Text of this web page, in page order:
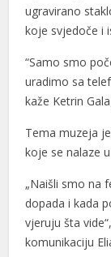
ugravirano
koje svjedoče i
“Samo smo
uradimo sa
kaže Ketrin
Tema muzeja
koje se nalaze
„Naišli smo na
dopada i kada
vjeruju šta
komunikaciju